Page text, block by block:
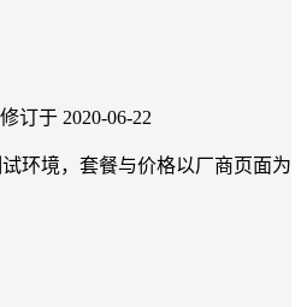
修订于 2020-06-22
环境，套餐与价格以厂商页面为